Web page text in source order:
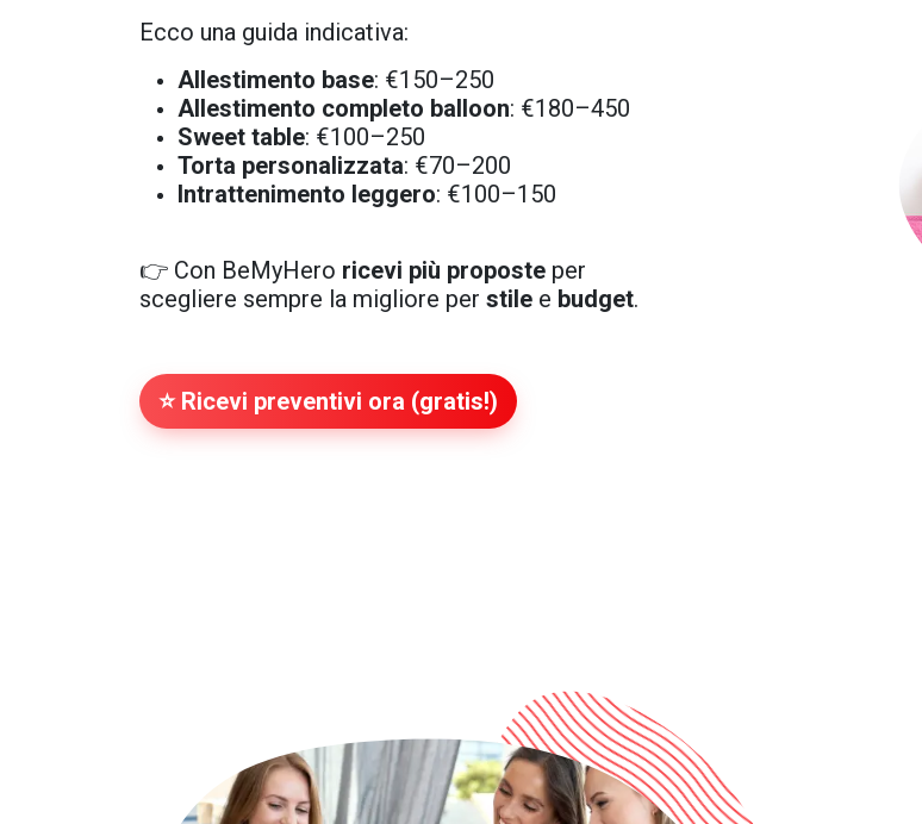
Ecco una guida indicativa:
Allestimento base: €150–250
Allestimento completo balloon: €180–450
Sweet table: €100–250
Torta personalizzata: €70–200
Intrattenimento leggero: €100–150
👉 Con BeMyHero ricevi più proposte per
scegliere sempre la migliore per stile e budget.
⭐ Ricevi preventivi ora (gratis!)